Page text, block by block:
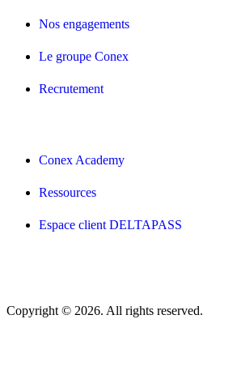
Nos engagements
Le groupe Conex
Recrutement
Conex Academy
Ressources
Espace client DELTAPASS
Copyright © 2026. All rights reserved.